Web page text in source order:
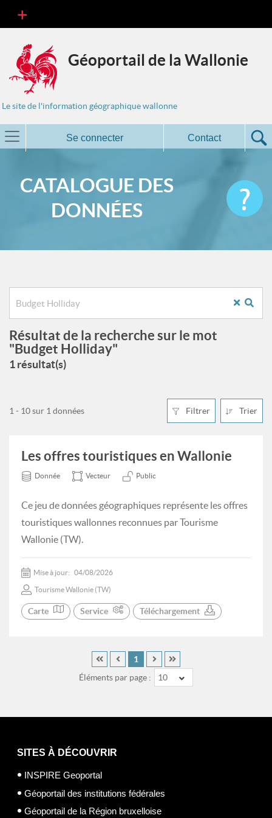
Géoportail de la Wallonie
Le site de l'information géographique wallonne
Se connecter Contact
CATALOGUE DES
DONNÉES
Résultat de la recherche sur le mot
"Budget Holliday"
1 résultat(s)
Filtrer Trier
1 - 10 sur 1 données
Les offres touristiques en Wallonie
Donnée Vecteur Public
Ce jeu de données géographiques représente les offres
touristiques wallonnes reconnues par Tourisme
Wallonie (TW).
Mise à jour: 04/08/2026
Tourisme Wallonie (TW)
Carte Service Téléchargement
Éléments par page : 10
1
SITES À DÉCOUVRIR
INSPIRE Geoportal
Géoportail des institutions fédérales
Géoportail de la Région bruxelloise